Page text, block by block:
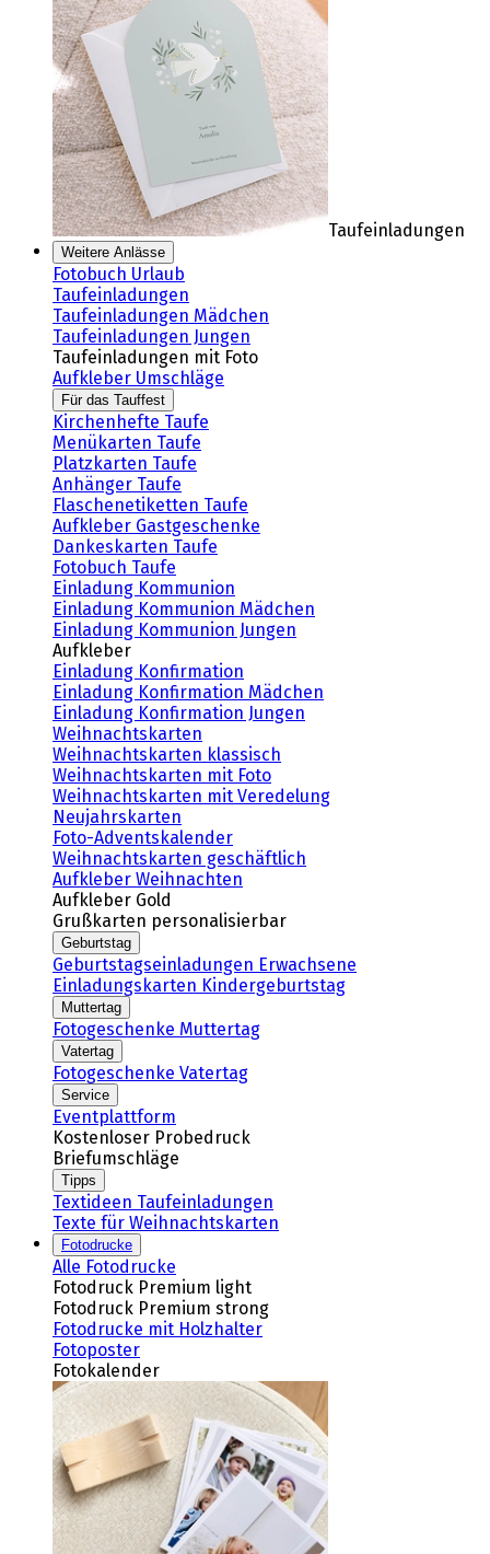
Taufeinladungen
Weitere Anlässe
Fotobuch Urlaub
Taufeinladungen
Taufeinladungen Mädchen
Taufeinladungen Jungen
Taufeinladungen mit Foto
Aufkleber Umschläge
Für das Tauffest
Kirchenhefte Taufe
Menükarten Taufe
Platzkarten Taufe
Anhänger Taufe
Flaschenetiketten Taufe
Aufkleber Gastgeschenke
Dankeskarten Taufe
Fotobuch Taufe
Einladung Kommunion
Einladung Kommunion Mädchen
Einladung Kommunion Jungen
Aufkleber
Einladung Konfirmation
Einladung Konfirmation Mädchen
Einladung Konfirmation Jungen
Weihnachtskarten
Weihnachtskarten klassisch
Weihnachtskarten mit Foto
Weihnachtskarten mit Veredelung
Neujahrskarten
Foto-Adventskalender
Weihnachtskarten geschäftlich
Aufkleber Weihnachten
Aufkleber Gold
Grußkarten personalisierbar
Geburtstag
Geburtstagseinladungen Erwachsene
Einladungskarten Kindergeburtstag
Muttertag
Fotogeschenke Muttertag
Vatertag
Fotogeschenke Vatertag
Service
Eventplattform
Kostenloser Probedruck
Briefumschläge
Tipps
Textideen Taufeinladungen
Texte für Weihnachtskarten
Fotodrucke
Alle Fotodrucke
Fotodruck Premium light
Fotodruck Premium strong
Fotodrucke mit Holzhalter
Fotoposter
Fotokalender